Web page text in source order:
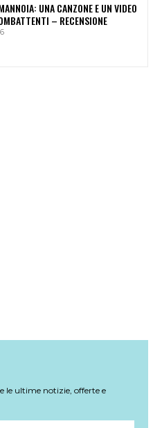
UNA CANZONE E UN VIDEO
– RECENSIONE
le ultime notizie, offerte e